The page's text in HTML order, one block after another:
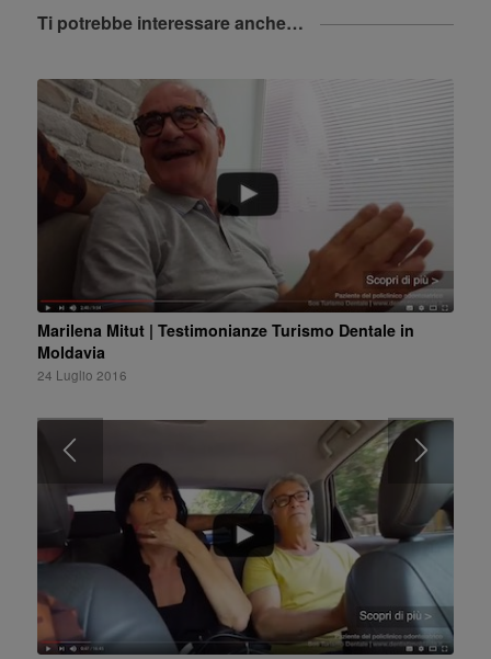
Ti potrebbe interessare anche…
Marilena Mitut | Testimonianze Turismo Dentale in
Moldavia
24 Luglio 2016